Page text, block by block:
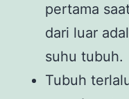
pertama
dari luar
suhu tubuh.
Tubuh